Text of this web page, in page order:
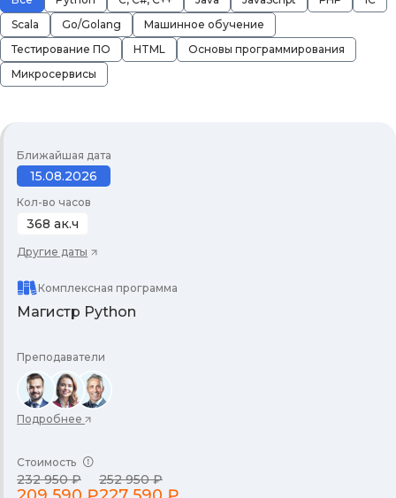
Scala
Go/Golang
Машинное обучение
Тестирование ПО
HTML
Основы программирования
Микросервисы
Ближайшая дата
15.08.2026
Кол-во часов
368 ак.ч
Другие даты
Комплексная программа
Магистр Python
Преподаватели
Подробнее
Стоимость
232 950 ₽ 252 950 ₽